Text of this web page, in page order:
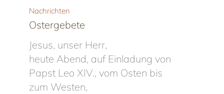
Nachrichten
Ostergebete
Jesus, unser Herr,
heute Abend, auf Einladung von
Papst Leo XIV., vom Osten bis
zum Westen,